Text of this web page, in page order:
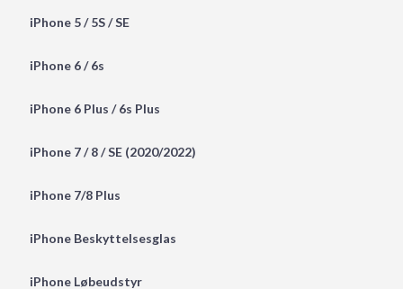
iPhone 5 / 5S / SE
iPhone 6 / 6s
iPhone 6 Plus / 6s Plus
iPhone 7 / 8 / SE (2020/2022)
iPhone 7/8 Plus
iPhone Beskyttelsesglas
iPhone Løbeudstyr